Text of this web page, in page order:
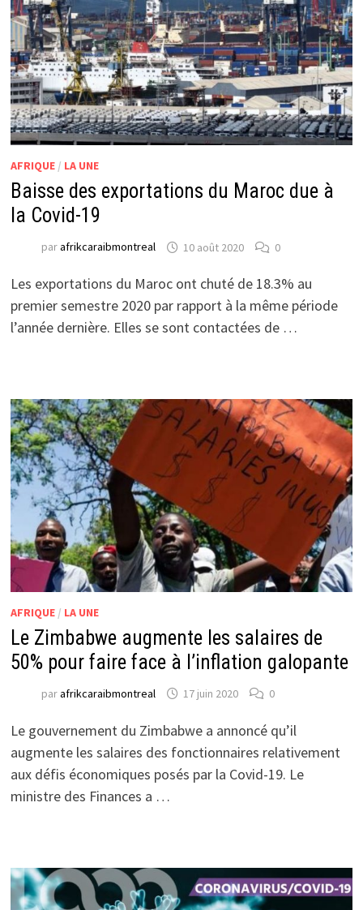
AFRIQUE/ LA UNE
Baisse des exportations du Maroc due à
la Covid-19
parafrikcaraibmontreal 10 août 2020 0
Les exportations du Maroc ont chuté de 18.3% au
premier semestre 2020 par rapport à la même période
l’année dernière. Elles se sont contactées de …
AFRIQUE/ LA UNE
Le Zimbabwe augmente les salaires de
50% pour faire face à l’inflation galopante
parafrikcaraibmontreal 17 juin 2020 0
Le gouvernement du Zimbabwe a annoncé qu’il
augmente les salaires des fonctionnaires relativement
aux défis économiques posés par la Covid-19. Le
ministre des Finances a …